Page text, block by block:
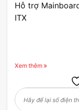
Hỗ trợ
ITX
Xem thêm